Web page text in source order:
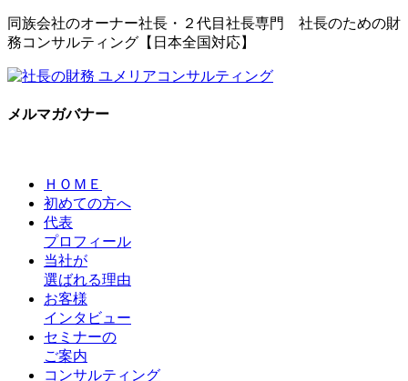
同族会社のオーナー社長・２代目社長専門 社長のための財
務コンサルティング【日本全国対応】
メルマガバナー
ＨＯＭＥ
初めての方へ
代表
プロフィール
当社が
選ばれる理由
お客様
インタビュー
セミナーの
ご案内
コンサルティング